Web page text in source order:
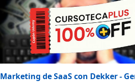
Marketing de SaaS con Dekker -